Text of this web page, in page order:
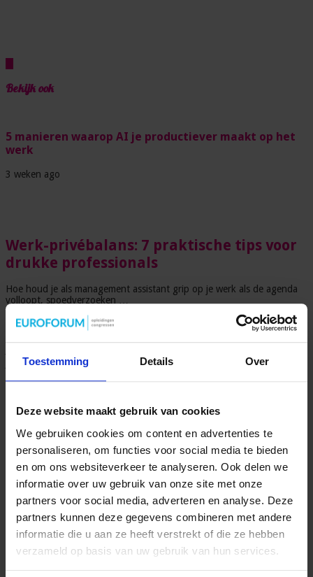
Toestemming Details Over
Deze website maakt gebruik van cookies
We gebruiken cookies om content en advertenties te
personaliseren, om functies voor social media te bieden
en om ons websiteverkeer te analyseren. Ook delen we
informatie over uw gebruik van onze site met onze
partners voor social media, adverteren en analyse. Deze
partners kunnen deze gegevens combineren met andere
informatie die u aan ze heeft verstrekt of die ze hebben
verzameld op basis van uw gebruik van hun services.
5 manieren waarop AI je productiever maakt op het
werk
3 weken ago
Hoe blijf je als management assistant ambitieus
juli 1, 2026
Bekijk ook
Werk-privébalans: 7 praktische tips voor
drukke professionals
Hoe houd je als management assistant grip op je werk als de agenda
volloopt, spoedverzoeken …
Geef een reactie
gemarkeerd met*
Reactie*
E-mail*
Mijn naam, e-mail en site opslaan in deze browser voor de